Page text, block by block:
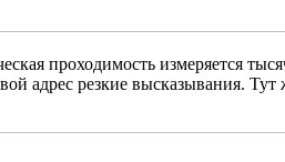
проходимость измеряется
адрес резкие высказывания.